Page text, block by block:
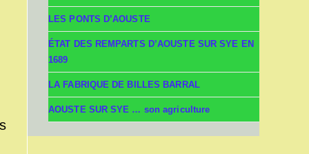
LES PONTS D’AOUSTE
ÉTAT DES REMPARTS D’AOUSTE SUR SYE EN
1689
LA FABRIQUE DE BILLES BARRAL
AOUSTE SUR SYE … son agriculture